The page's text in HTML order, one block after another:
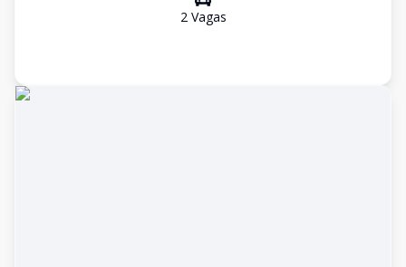
2Vagas